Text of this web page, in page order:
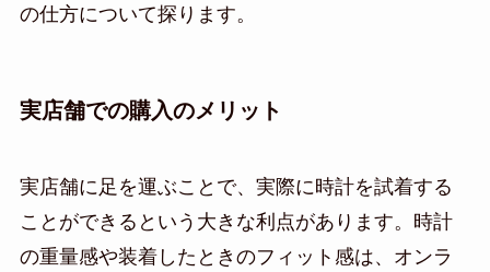
の仕方について探ります。
実店舗での購入のメリット
実店舗に足を運ぶことで、実際に時計を試着する
ことができるという大きな利点があります。時計
の重量感や装着したときのフィット感は、オンラ